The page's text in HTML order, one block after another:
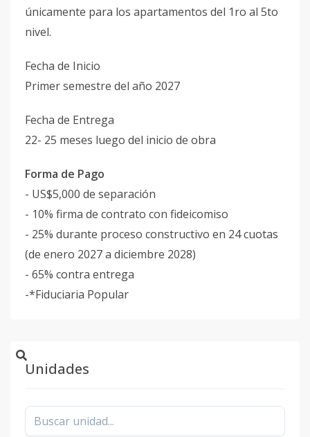
únicamente para los apartamentos del 1ro al 5to
nivel.
Fecha de Inicio
Primer semestre del año 2027
Fecha de Entrega
22- 25 meses luego del inicio de obra
Forma de Pago
- US$5,000 de separación
- 10% firma de contrato con fideicomiso
- 25% durante proceso constructivo en 24 cuotas
(de enero 2027 a diciembre 2028)
- 65% contra entrega
-*Fiduciaria Popular
Unidades